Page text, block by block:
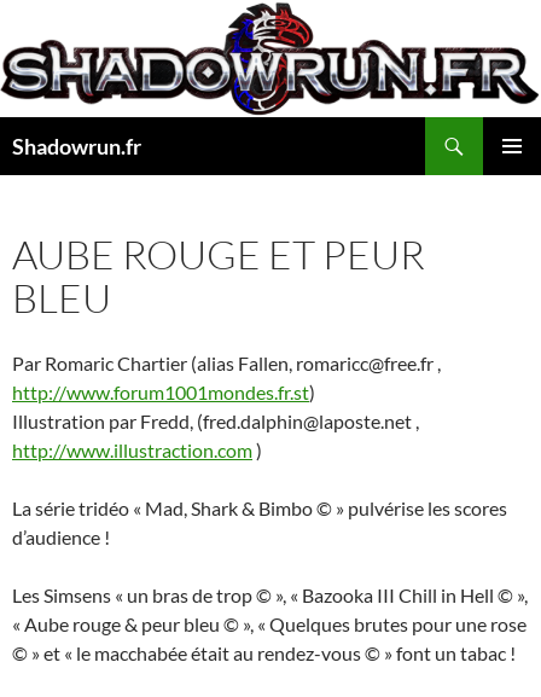
au
contenu
Shadowrun.fr
AUBE ROUGE ET PEUR
BLEU
Par Romaric Chartier (alias Fallen, romaricc@free.fr ,
http://www.forum1001mondes.fr.st)
Illustration par Fredd, (fred.dalphin@laposte.net ,
http://www.illustraction.com)
La série tridéo « Mad, Shark & Bimbo © » pulvérise les scores
d’audience !
Les Simsens « un bras de trop © », « Bazooka III Chill in Hell © »,
« Aube rouge & peur bleu © », « Quelques brutes pour une rose
© » et « le macchabée était au rendez-vous © » font un tabac !